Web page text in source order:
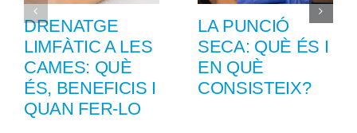
DRENATGE
LIMFÀTIC A LES
CAMES: QUÈ
ÉS, BENEFICIS I
QUAN FER-LO
LA PUNCIÓ
SECA: QUÈ ÉS I
EN QUÈ
CONSISTEIX?